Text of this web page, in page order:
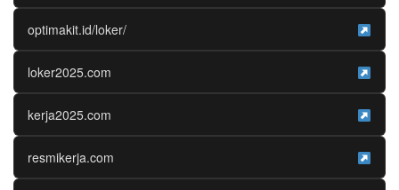
optimakit.id/loker/
loker2025.com
kerja2025.com
resmikerja.com